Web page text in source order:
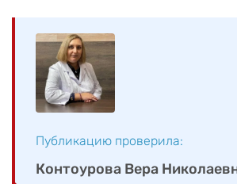
Публикацию проверила:
Контоурова Вера